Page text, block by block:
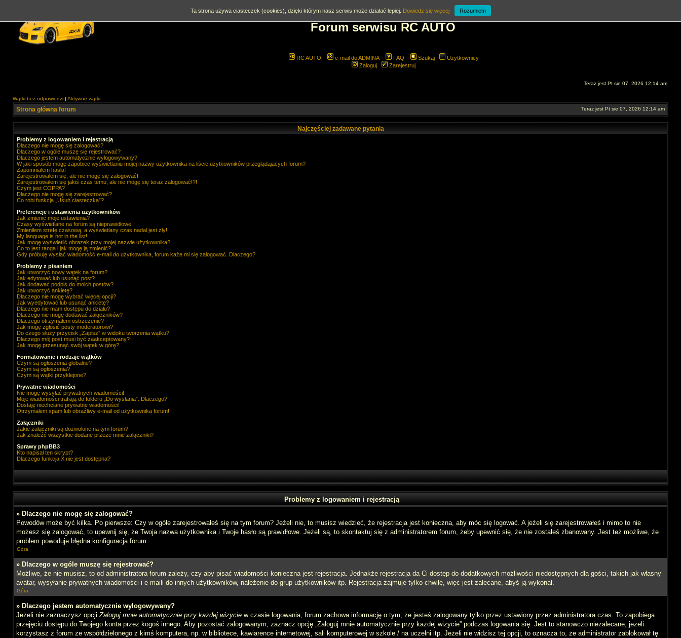
Forum serwisu RC AUTO
RC AUTO e-mail do ADMINA FAQ Szukaj
Użytkownicy
Zaloguj
Zarejestruj
Teraz jest Pt sie 07, 2026 12:14 am
Wątki bez odpowiedzi | Aktywne wątki
Strona główna forum Teraz jest Pt sie 07, 2026 12:14 am
Najczęściej zadawane pytania
Problemy z logowaniem i rejestracją
Dlaczego nie mogę się zalogować?
Dlaczego w ogóle muszę się rejestrować?
Dlaczego jestem automatycznie wylogowywany?
W jaki sposób mogę zapobiec wyświetlaniu mojej nazwy użytkownika na liście użytkowników przeglądających forum?
Zapomniałem hasła!
Zarejestrowałem się, ale nie mogę się zalogować!
Zarejestrowałem się jakiś czas temu, ale nie mogę się teraz zalogować!?!
Czym jest COPPA?
Dlaczego nie mogę się zarejestrować?
Co robi funkcja „Usuń ciasteczka”?
Preferencje i ustawienia użytkowników
Jak zmienić moje ustawienia?
Czasy wyświetlane na forum są nieprawidłowe!
Zmieniłem strefę czasową, a wyświetlany czas nadal jest zły!
My language is not in the list!
Jak mogę wyświetlić obrazek przy mojej nazwie użytkownika?
Co to jest ranga i jak mogę ją zmienić?
Gdy próbuję wysłać wiadomość e-mail do użytkownika, forum każe mi się zalogować. Dlaczego?
Problemy z pisaniem
Jak utworzyć nowy wątek na forum?
Jak edytować lub usunąć post?
Jak dodawać podpis do moich postów?
Jak utworzyć ankietę?
Dlaczego nie mogę wybrać więcej opcji?
Jak wyedytować lub usunąć ankietę?
Dlaczego nie mam dostępu do działu?
Dlaczego nie mogę dodawać załączników?
Dlaczego otrzymałem ostrzeżenie?
Jak mogę zgłosić posty moderatorowi?
Do czego służy przycisk „Zapisz” w widoku tworzenia wątku?
Dlaczego mój post musi być zaakceptowany?
Jak mogę przesunąć swój wątek w górę?
Formatowanie i rodzaje wątków
Czym są ogłoszenia globalne?
Czym są ogłoszenia?
Czym są wątki przyklejone?
Prywatne wiadomości
Nie mogę wysyłać prywatnych wiadomości!
Moje wiadomości trafiają do folderu „Do wysłania”. Dlaczego?
Dostaję niechciane prywatne wiadomości!
Otrzymałem spam lub obraźliwy e-mail od użytkownika forum!
Załączniki
Jakie załączniki są dozwolone na tym forum?
Jak znaleźć wszystkie dodane przeze mnie załączniki?
Sprawy phpBB3
Kto napisał ten skrypt?
Dlaczego funkcja X nie jest dostępna?
Problemy z logowaniem i rejestracją
» Dlaczego nie mogę się zalogować?
Powodów może być kilka. Po pierwsze: Czy w ogóle zarejestrowałeś się na tym forum? Jeżeli nie, to musisz wiedzieć, że rejestracja jest konieczna, aby móc się logować. A jeżeli się zarejestrowałeś i mimo to nie
możesz się zalogować, to upewnij się, że Twoja nazwa użytkownika i Twoje hasło są prawidłowe. Jeżeli są, to skontaktuj się z administratorem forum, żeby upewnić się, że nie zostałeś zbanowany. Jest też możliwe, że
problem powoduje błędna konfiguracja forum.
Góra
» Dlaczego w ogóle muszę się rejestrować?
Możliwe, że nie musisz, to od administratora forum zależy, czy aby pisać wiadomości konieczna jest rejestracja. Jednakże rejestracja da Ci dostęp do dodatkowych możliwości niedostępnych dla gości, takich jak własny
avatar, wysyłanie prywatnych wiadomości i e-maili do innych użytkowników, należenie do grup użytkowników itp. Rejestracja zajmuje tylko chwilę, więc jest zalecane, abyś ją wykonał.
Góra
» Dlaczego jestem automatycznie wylogowywany?
Jeżeli nie zaznaczysz opcjiZaloguj mnie automatycznie przy każdej wizycie w czasie logowania, forum zachowa informację o tym, że jesteś zalogowany tylko przez ustawiony przez administratora czas. To zapobiega
przejęciu dostępu do Twojego konta przez kogoś innego. Aby pozostać zalogowanym, zaznacz opcję „Zaloguj mnie automatycznie przy każdej wizycie” podczas logowania się. Jest to stanowczo niezalecane, jeżeli
korzystasz z forum ze współdzielonego z kimś komputera, np. w bibliotece, kawiarence internetowej, sali komputerowej w szkole / na uczelni itp. Jeżeli nie widzisz tej opcji, to oznacza to, że administrator zablokował tę
Ta strona używa ciasteczek (cookies), dzięki którym nasz serwis może działać lepiej. Dowiedz się więcej Rozumiem